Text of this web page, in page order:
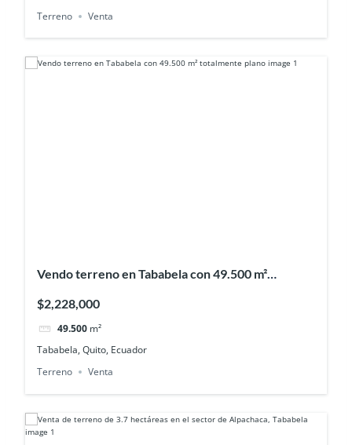
Terreno
Venta
Vendo terreno en Tababela con 49.500 m²
$2,228,000
49.500 m²
Tababela, Quito, Ecuador
Terreno
Venta